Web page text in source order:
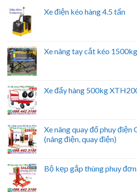
Xe điện kéo hàng 4.5 tấn
Xe nâng tay cắt kéo
Xe đẩy hàng 500kg
Xe nâng quay đổ phuy
(nâng điện, quay điện)
Bộ kẹp gắp thùng phuy